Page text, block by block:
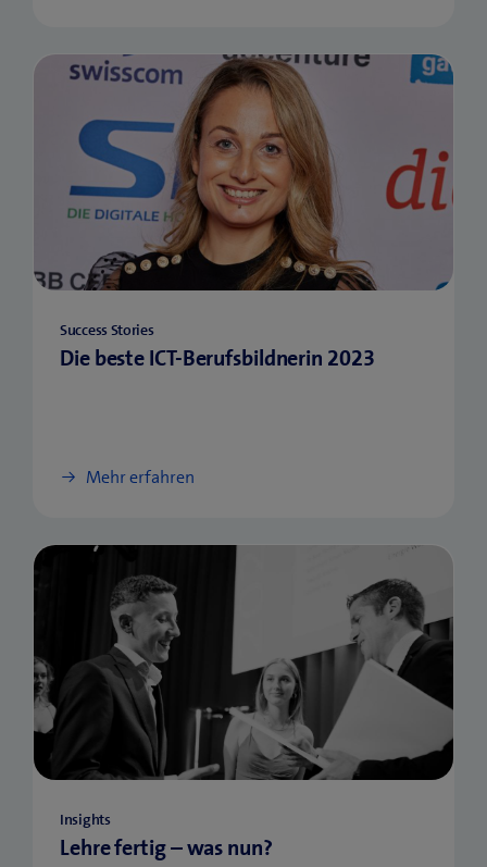
Success Stories
Die beste ICT-Berufsbildnerin 2023
Mehr erfahren
Insights
Lehre fertig – was nun?